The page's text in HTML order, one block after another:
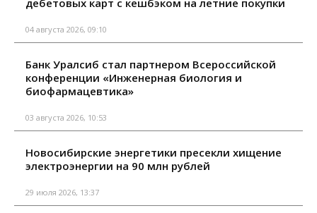
04 августа 2026, 09:10
Банк Уралсиб стал партнером Всероссийской
конференции «Инженерная биология и
биофармацевтика»
03 августа 2026, 10:53
Новосибирские энергетики пресекли хищение
электроэнергии на 90 млн рублей
29 июля 2026, 13:37